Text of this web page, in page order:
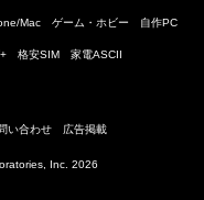
Mac ゲーム・ホビー 自作PC
格安SIM 家電ASCII
い合わせ 広告掲載
Inc. 2026